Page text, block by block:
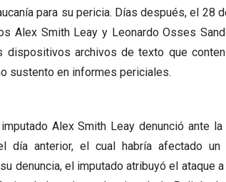
para su pericia. Días después, el
Alex Smith Leay y Leonardo Osses
dispositivos archivos de texto que
sustento en informes periciales.
Alex Smith Leay denunció ante
día anterior, el cual habría afectado
su denuncia, el imputado atribuyó el